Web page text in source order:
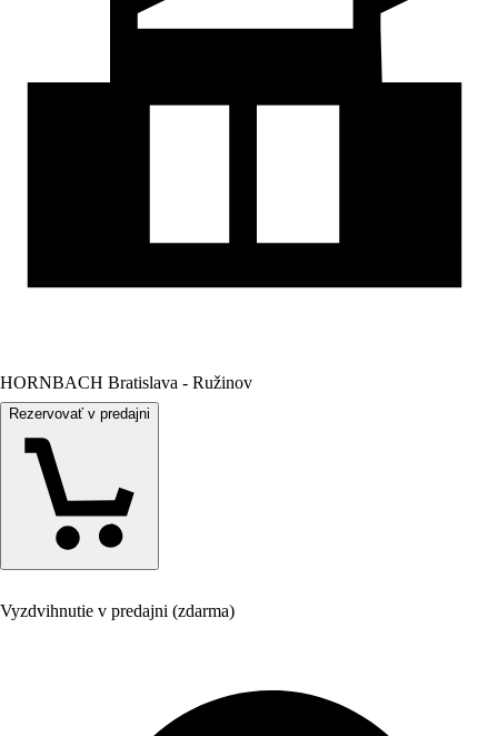
HORNBACH Bratislava - Ružinov
Rezervovať v predajni
Vyzdvihnutie v predajni (zdarma)